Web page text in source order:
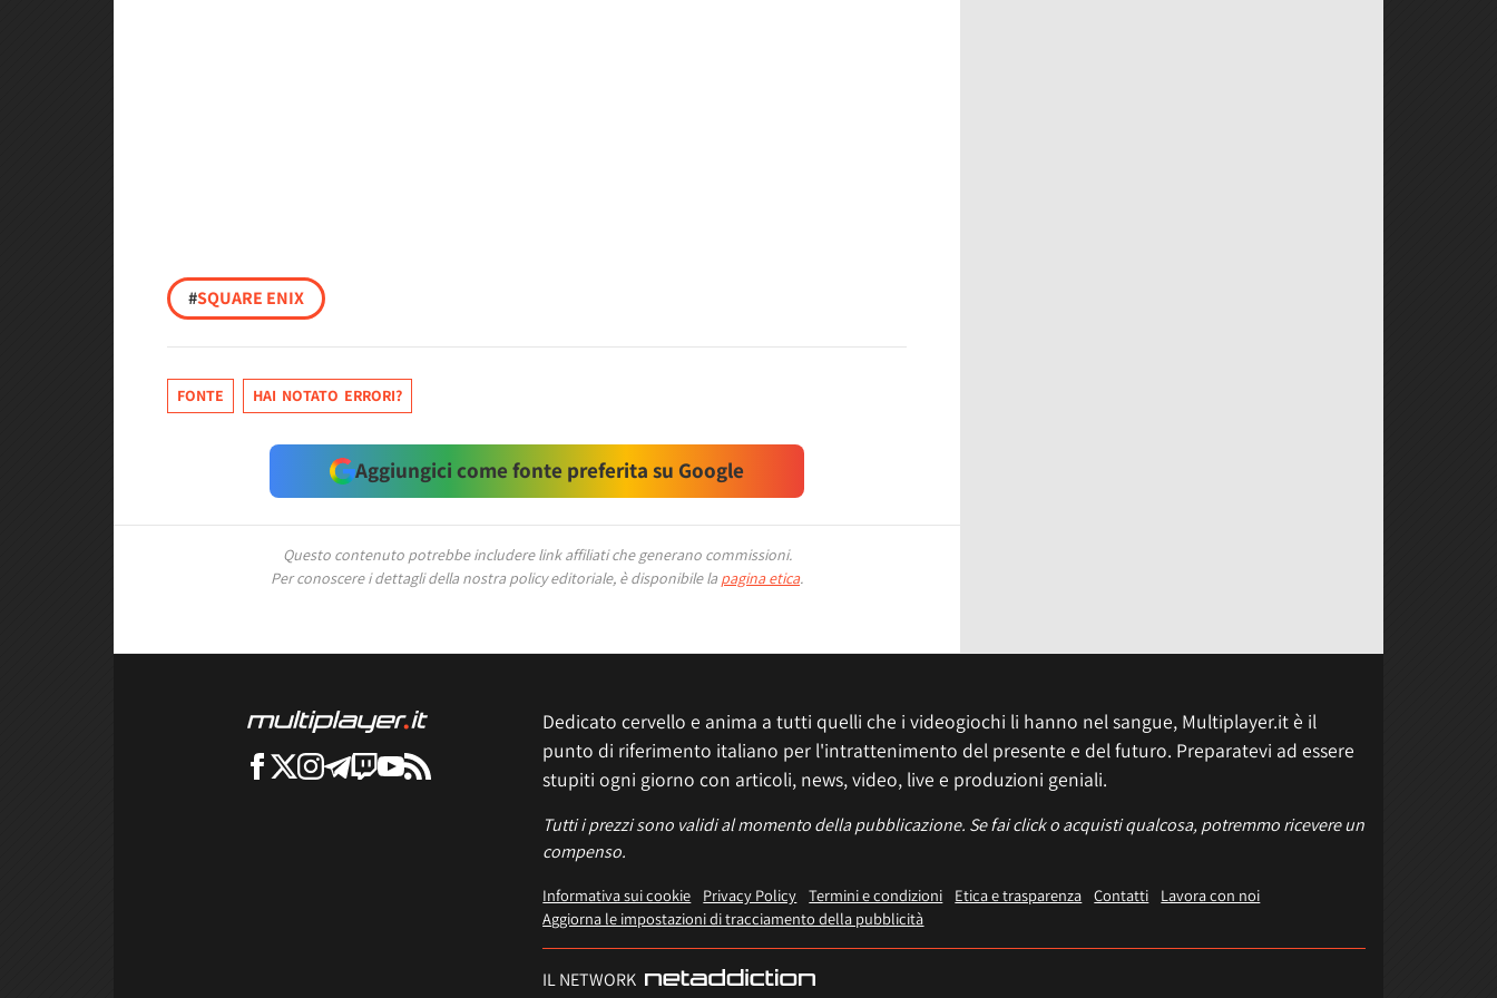
#SQUARE ENIX
FONTE HAI NOTATO ERRORI?
Aggiungici come fonte preferita su Google
Questo contenuto potrebbe includere link affiliati che generano commissioni.
Per conoscere i dettagli della nostra policy editoriale, è disponibile la pagina etica.
Dedicato cervello e anima a tutti quelli che i videogiochi li hanno nel sangue, Multiplayer.it è il
punto di riferimento italiano per l'intrattenimento del presente e del futuro. Preparatevi ad essere
stupiti ogni giorno con articoli, news, video, live e produzioni geniali.
Tutti i prezzi sono validi al momento della pubblicazione. Se fai click o acquisti qualcosa, potremmo ricevere un
compenso.
Informativa sui cookie Privacy Policy Termini e condizioni Etica e trasparenza Contatti
Lavora con noi
Aggiorna le impostazioni di tracciamento della pubblicità
IL NETWORK